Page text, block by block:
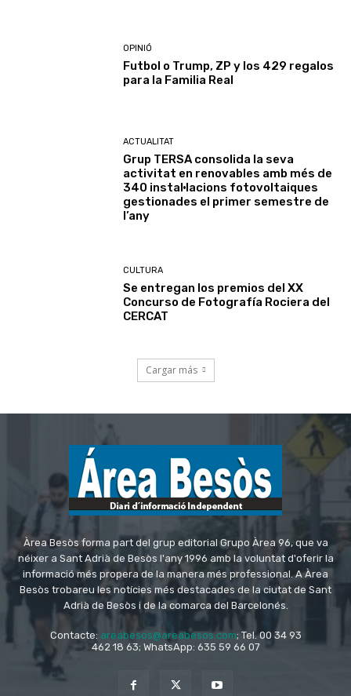
Àrea Besòs forma part del grup editorial Grupo Àrea 96, que va
néixer a Sant Adrià de Besòs l'any 1996 amb la voluntat d'oferir la
informació més propera de la manera més professional. A Àrea
Besòs trobareu les notícies més destacades de la ciutat de Sant
Adrià de Besòs i de la comarca del Barcelonés.
Contacte: areabesos@areabesos.com; Tel. 00 34 93
462 18 63; WhatsApp: 635 59 66 07